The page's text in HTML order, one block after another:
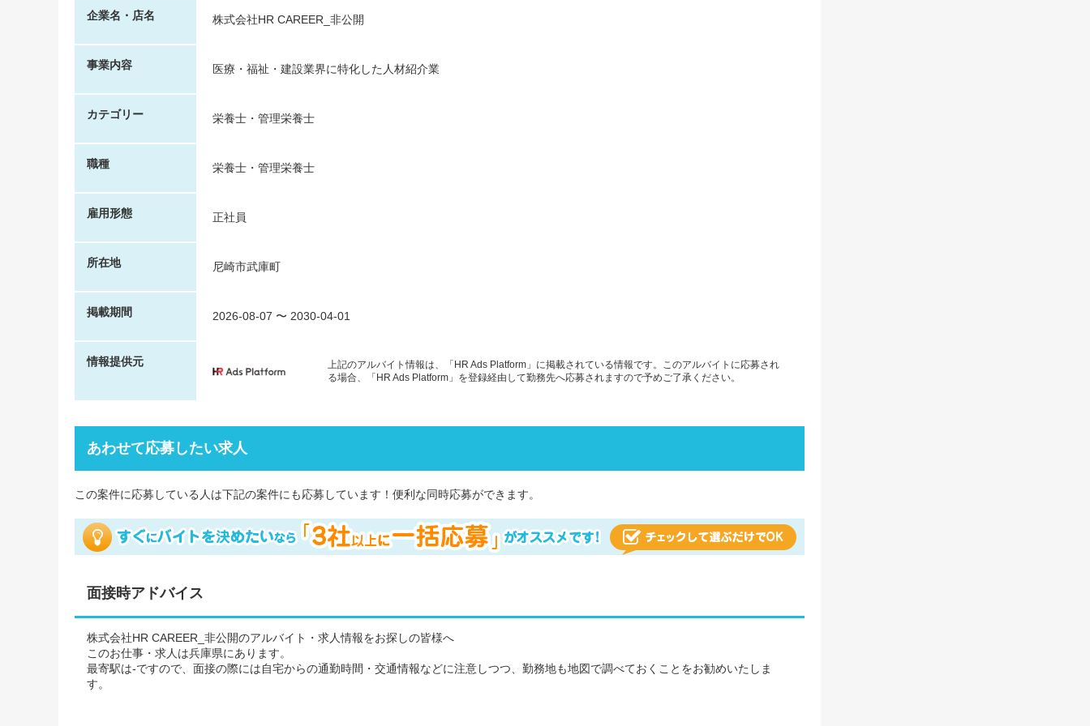
企業名・店名 株式会社HR CAREER_非公開
事業内容 医療・福祉・建設業界に特化した人材紹介業
カテゴリー 栄養士・管理栄養士
職種 栄養士・管理栄養士
雇用形態 正社員
所在地 尼崎市武庫町
掲載期間 2026-08-07 〜 2030-04-01
情報提供元
上記のアルバイト情報は、「HR Ads Platform」に掲載されている情報です。このアルバイトに応募され
る場合、「HR Ads Platform」を登録経由して勤務先へ応募されますので予めご了承ください。
あわせて応募したい求人
この案件に応募している人は下記の案件にも応募しています！便利な同時応募ができます。
面接時アドバイス
株式会社HR CAREER_非公開のアルバイト・求人情報をお探しの皆様へ
このお仕事・求人は兵庫県にあります。
最寄駅は-ですので、面接の際には自宅からの通勤時間・交通情報などに注意しつつ、勤務地も地図で調べておくことをお勧めいたしま
す。